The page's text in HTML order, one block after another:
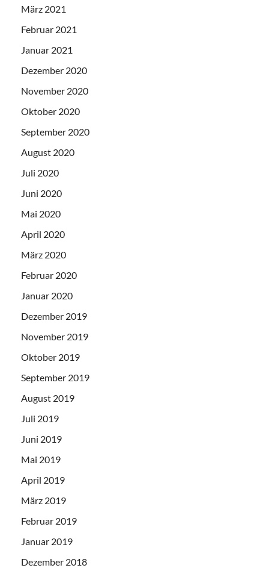
März 2021
Februar 2021
Januar 2021
Dezember 2020
November 2020
Oktober 2020
September 2020
August 2020
Juli 2020
Juni 2020
Mai 2020
April 2020
März 2020
Februar 2020
Januar 2020
Dezember 2019
November 2019
Oktober 2019
September 2019
August 2019
Juli 2019
Juni 2019
Mai 2019
April 2019
März 2019
Februar 2019
Januar 2019
Dezember 2018